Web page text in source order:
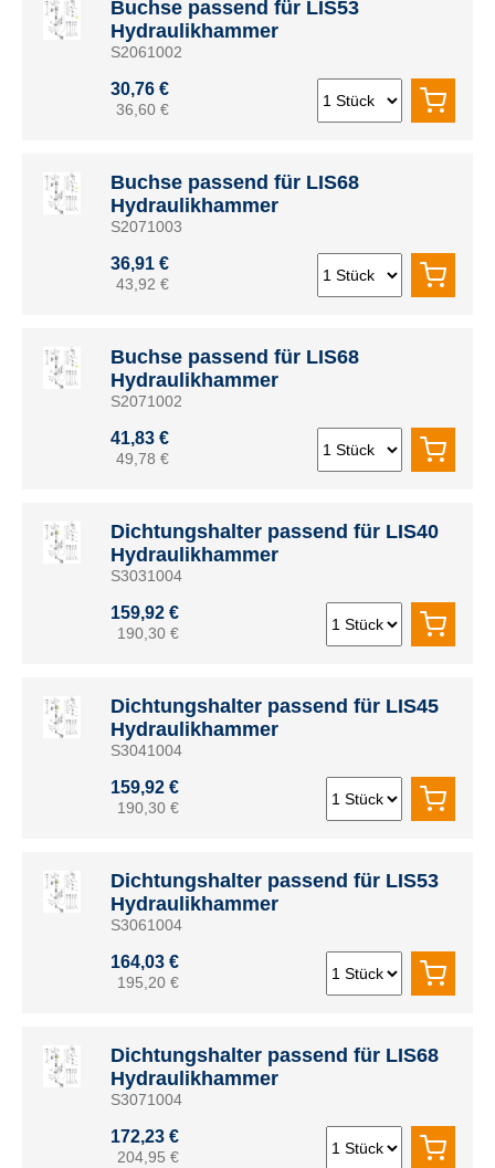
Buchse passend für LIS53
Hydraulikhammer
S2061002
30,76 €
36,60 €
Buchse passend für LIS68
Hydraulikhammer
S2071003
36,91 €
43,92 €
Buchse passend für LIS68
Hydraulikhammer
S2071002
41,83 €
49,78 €
Dichtungshalter passend für LIS40
Hydraulikhammer
S3031004
159,92 €
190,30 €
Dichtungshalter passend für LIS45
Hydraulikhammer
S3041004
159,92 €
190,30 €
Dichtungshalter passend für LIS53
Hydraulikhammer
S3061004
164,03 €
195,20 €
Dichtungshalter passend für LIS68
Hydraulikhammer
S3071004
172,23 €
204,95 €